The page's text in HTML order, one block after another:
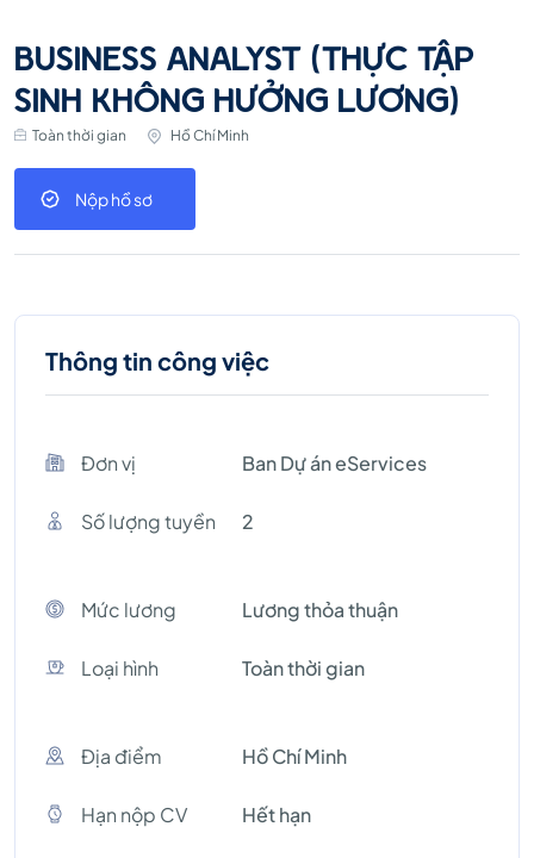
BUSINESS ANALYST (THỰC TẬP
SINH KHÔNG HƯỞNG LƯƠNG)
Toàn thời gian Hồ Chí Minh
Nộp hồ sơ
Thông tin công việc
Đơn vị Ban Dự án eServices
Số lượng tuyền 2
Mức lương Lương thỏa thuận
Loại hình Toàn thời gian
Địa điểm Hồ Chí Minh
Hạn nộp CV Hết hạn